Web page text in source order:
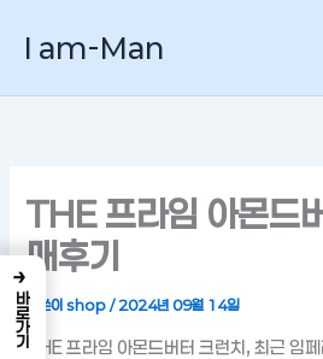
로
I am-Man
THE 프라임 아몬드
매후기
글쓴이shop/2024년 09월 14일
THE 프라임 아몬드버터 크런치, 최근 임
→
바로가기